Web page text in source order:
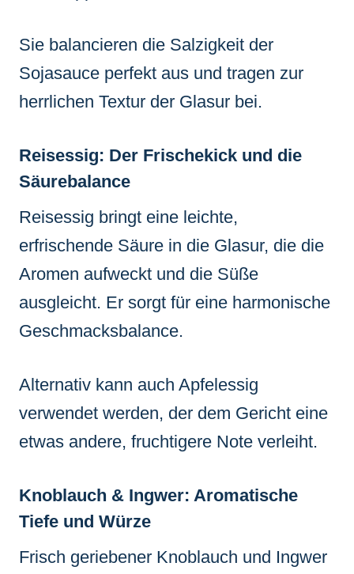
Sie balancieren die Salzigkeit der
Sojasauce perfekt aus und tragen zur
herrlichen Textur der Glasur bei.
Reisessig: Der Frischekick und die
Säurebalance
Reisessig bringt eine leichte,
erfrischende Säure in die Glasur, die die
Aromen aufweckt und die Süße
ausgleicht. Er sorgt für eine harmonische
Geschmacksbalance.
Alternativ kann auch Apfelessig
verwendet werden, der dem Gericht eine
etwas andere, fruchtigere Note verleiht.
Knoblauch & Ingwer: Aromatische
Tiefe und Würze
Frisch geriebener Knoblauch und Ingwer